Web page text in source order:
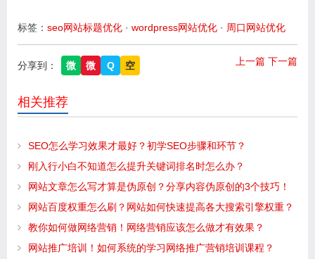
标签： seo网站标题优化 · wordpress网站优化 · 周口网站优化
上一篇 下一篇
分享到： 微 微 Q 空
相关推荐
SEO怎么学习效果才最好？初学SEO步骤和环节？
刚入行小白不知道怎么提升关键词排名时怎么办？
网站文章怎么写才算是伪原创？分享内容伪原创的3个技巧！
网站百度权重怎么刷？网站如何快速提高各大搜索引擎权重？
教你如何做网络营销！网络营销应该怎么做才有效果？
网站推广培训！如何系统的学习网络推广营销培训课程？